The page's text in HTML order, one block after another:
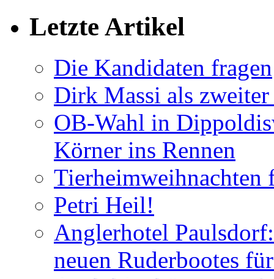
Letzte Artikel
Die Kandidaten fragen
Dirk Massi als
OB-Wahl in
Körner ins Rennen
Tierheimweihnachten
Petri Heil!
Anglerhotel
neuen Ruderbootes